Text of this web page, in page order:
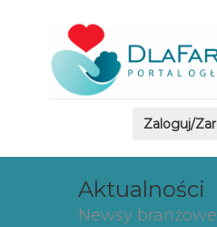
Zaloguj/
Aktualności
Newsy branżowe